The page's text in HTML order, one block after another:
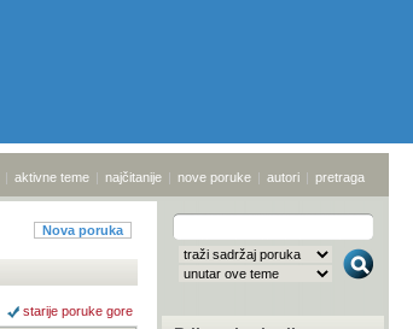
| aktivne teme | najčitanije | nove poruke | autori | pretraga
Nova poruka
starije poruke gore